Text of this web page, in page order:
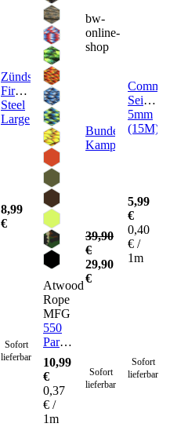
Zündstein
Fire
Steel
Large
8,99
€
Sofort
lieferbar
Atwood
Rope
MFG
550
Paracord
Seil 4
mm -
30
Meter
10,99
€
0,37
€ /
1m
bw-
online-
shop
Bundeswehr
Kampfrucksack
39,90
€
29,90
€
Sofort
lieferbar
Seil
5mm
(15M)
5,99
€
0,40
€ /
1m
Sofort
lieferbar